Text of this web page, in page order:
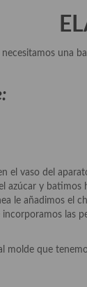
necesitamos una
el vaso del
azúcar y batimos
le añadimos el
las
molde que